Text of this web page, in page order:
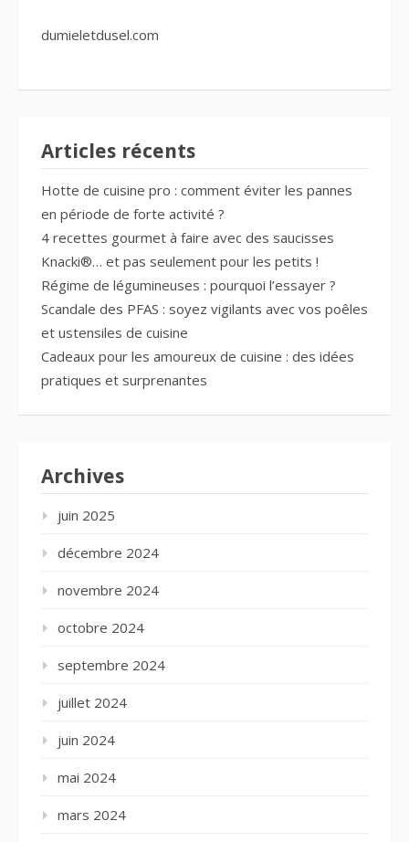
dumieletdusel.com
Articles récents
Hotte de cuisine pro : comment éviter les pannes
en période de forte activité ?
4 recettes gourmet à faire avec des saucisses
Knacki®… et pas seulement pour les petits !
Régime de légumineuses : pourquoi l’essayer ?
Scandale des PFAS : soyez vigilants avec vos poêles
et ustensiles de cuisine
Cadeaux pour les amoureux de cuisine : des idées
pratiques et surprenantes
Archives
juin 2025
décembre 2024
novembre 2024
octobre 2024
septembre 2024
juillet 2024
juin 2024
mai 2024
mars 2024